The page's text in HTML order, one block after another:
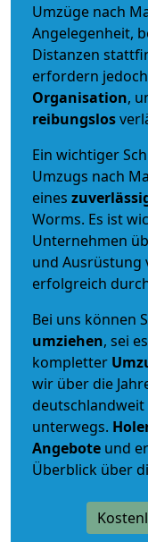
Umzüge nach
Angelegenheit,
Distanzen
erfordern
Organisation,
reibungslos
Ein wichtiger
Umzugs nach
eines
Worms. Es ist
Unternehmen
und Ausrüstung
erfolgreich
Bei uns können
umziehen, sei
kompletter
wir über die
unterwegs.
Angebote und
Überblick über